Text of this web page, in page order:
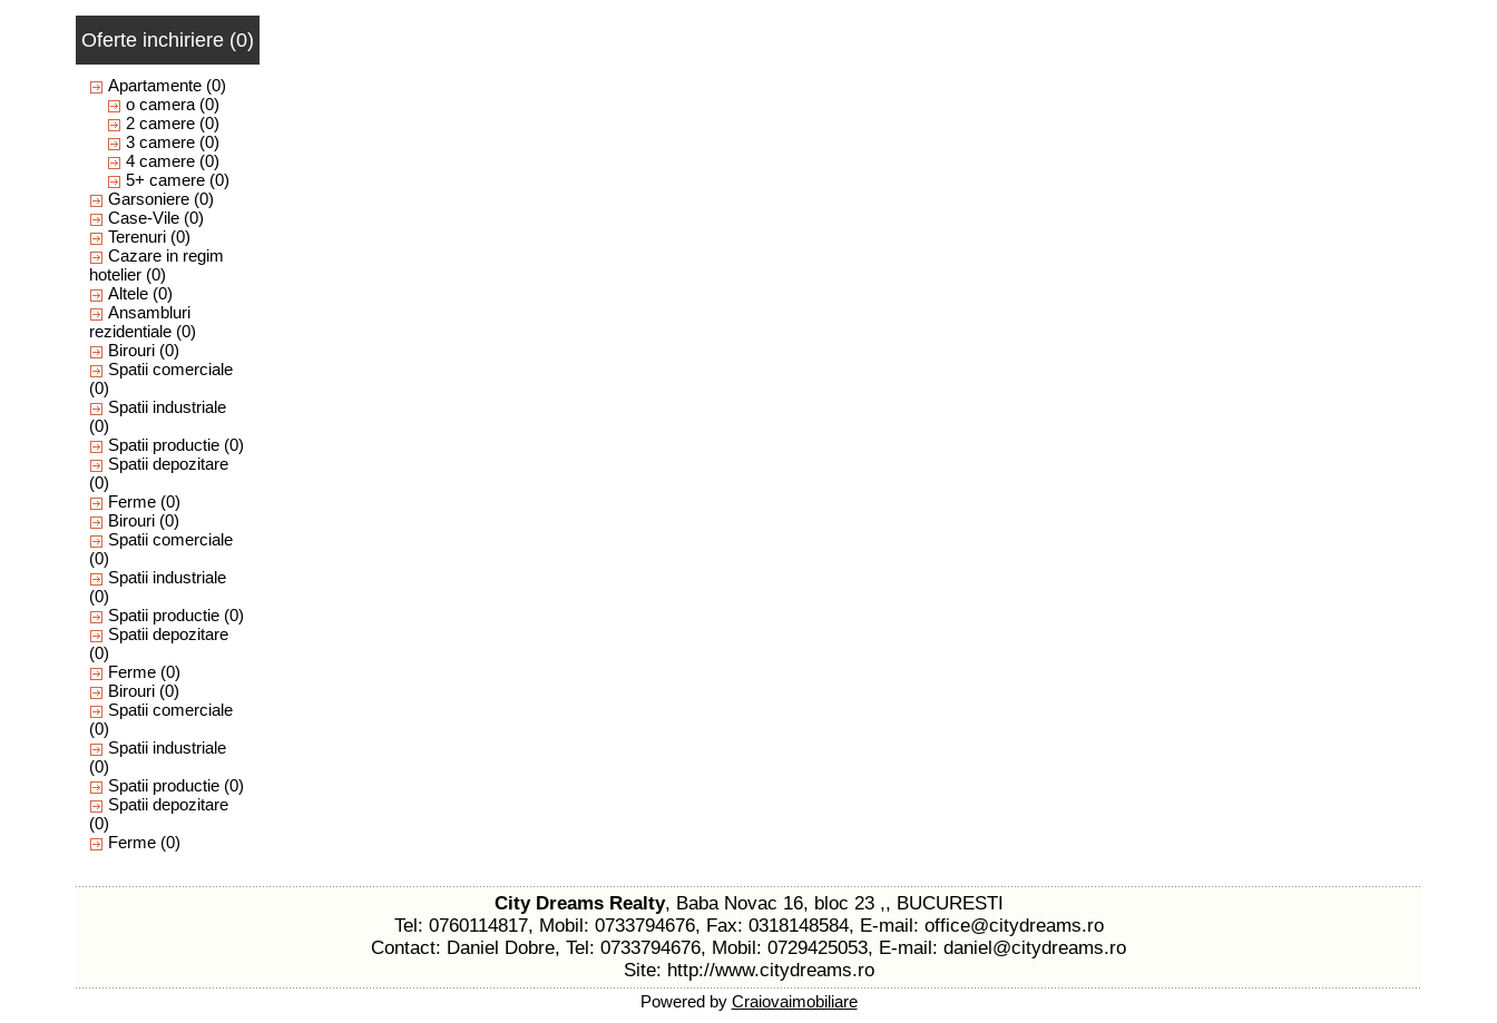
Oferte inchiriere (0)
Apartamente(0)
o camera(0)
2 camere(0)
3 camere(0)
4 camere(0)
5+ camere(0)
Garsoniere(0)
Case-Vile(0)
Terenuri(0)
Cazare in regim
hotelier(0)
Altele(0)
Ansambluri
rezidentiale(0)
Birouri(0)
Spatii comerciale
(0)
Spatii industriale
(0)
Spatii productie(0)
Spatii depozitare
(0)
Ferme(0)
Birouri(0)
Spatii comerciale
(0)
Spatii industriale
(0)
Spatii productie(0)
Spatii depozitare
(0)
Ferme(0)
Birouri(0)
Spatii comerciale
(0)
Spatii industriale
(0)
Spatii productie(0)
Spatii depozitare
(0)
Ferme(0)
City Dreams Realty, Baba Novac 16, bloc 23 ,, BUCURESTI
Tel: 0760114817, Mobil: 0733794676, Fax: 0318148584, E-mail: office@citydreams.ro
Contact: Daniel Dobre, Tel: 0733794676, Mobil: 0729425053, E-mail: daniel@citydreams.ro
Site: http://www.citydreams.ro
Powered by Craiovaimobiliare